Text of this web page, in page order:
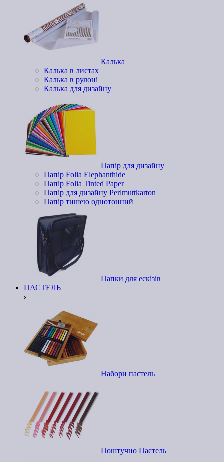
Калька
Калька в листах
Калька в рулоні
Калька для дизайну
Папір для дизайну
Папір Folia Elephanthide
Папір Folia Tinted Paper
Папір для дизайну Perlmuttkarton
Папір тишею однотонний
Папки для ескізів
ПАСТЕЛЬ
Набори пастель
Поштучно Пастель